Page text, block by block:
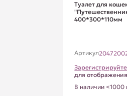
Туалет для
400*300*110мм
Артикул
для
В наличии <1000